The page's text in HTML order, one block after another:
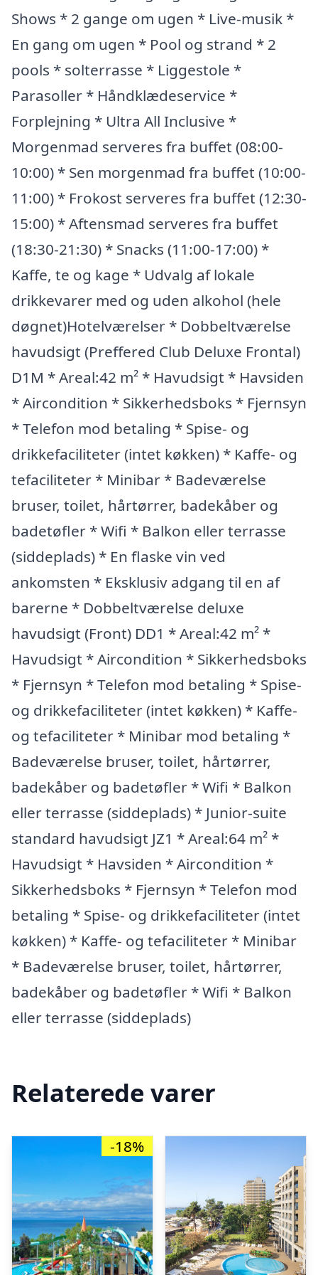
Shows * 2 gange om ugen * Live-musik *
En gang om ugen * Pool og strand * 2
pools * solterrasse * Liggestole *
Parasoller * Håndklædeservice *
Forplejning * Ultra All Inclusive *
Morgenmad serveres fra buffet (08:00-
10:00) * Sen morgenmad fra buffet (10:00-
11:00) * Frokost serveres fra buffet (12:30-
15:00) * Aftensmad serveres fra buffet
(18:30-21:30) * Snacks (11:00-17:00) *
Kaffe, te og kage * Udvalg af lokale
drikkevarer med og uden alkohol (hele
døgnet)Hotelværelser * Dobbeltværelse
havudsigt (Preffered Club Deluxe Frontal)
D1M * Areal:42 m² * Havudsigt * Havsiden
* Aircondition * Sikkerhedsboks * Fjernsyn
* Telefon mod betaling * Spise- og
drikkefaciliteter (intet køkken) * Kaffe- og
tefaciliteter * Minibar * Badeværelse
bruser, toilet, hårtørrer, badekåber og
badetøfler * Wifi * Balkon eller terrasse
(siddeplads) * En flaske vin ved
ankomsten * Eksklusiv adgang til en af
barerne * Dobbeltværelse deluxe
havudsigt (Front) DD1 * Areal:42 m² *
Havudsigt * Aircondition * Sikkerhedsboks
* Fjernsyn * Telefon mod betaling * Spise-
og drikkefaciliteter (intet køkken) * Kaffe-
og tefaciliteter * Minibar mod betaling *
Badeværelse bruser, toilet, hårtørrer,
badekåber og badetøfler * Wifi * Balkon
eller terrasse (siddeplads) * Junior-suite
standard havudsigt JZ1 * Areal:64 m² *
Havudsigt * Havsiden * Aircondition *
Sikkerhedsboks * Fjernsyn * Telefon mod
betaling * Spise- og drikkefaciliteter (intet
køkken) * Kaffe- og tefaciliteter * Minibar
* Badeværelse bruser, toilet, hårtørrer,
badekåber og badetøfler * Wifi * Balkon
eller terrasse (siddeplads)
Relaterede varer
-18%